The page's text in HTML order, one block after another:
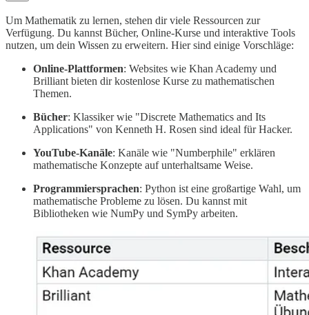
Um Mathematik zu lernen, stehen dir viele Ressourcen zur
Verfügung. Du kannst Bücher, Online-Kurse und interaktive Tools
nutzen, um dein Wissen zu erweitern. Hier sind einige Vorschläge:
Online-Plattformen: Websites wie Khan Academy und
Brilliant bieten dir kostenlose Kurse zu mathematischen
Themen.
Bücher: Klassiker wie "Discrete Mathematics and Its
Applications" von Kenneth H. Rosen sind ideal für Hacker.
YouTube-Kanäle: Kanäle wie "Numberphile" erklären
mathematische Konzepte auf unterhaltsame Weise.
Programmiersprachen: Python ist eine großartige Wahl, um
mathematische Probleme zu lösen. Du kannst mit
Bibliotheken wie NumPy und SymPy arbeiten.